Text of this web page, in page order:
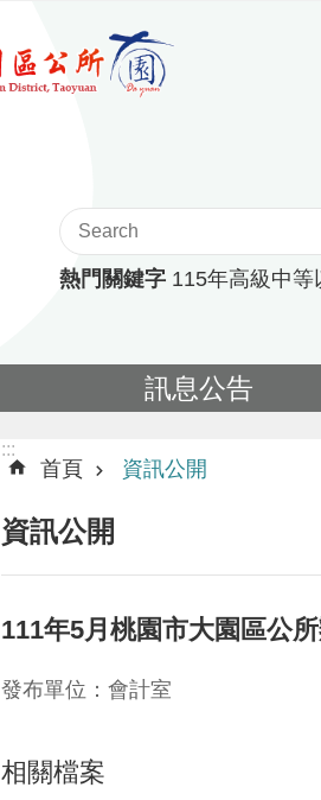
熱門關鍵字 115年高級中
訊息公告
:::
首頁 資訊公開
資訊公開
111年5月桃園市大園區公
發布單位：會計室
相關檔案